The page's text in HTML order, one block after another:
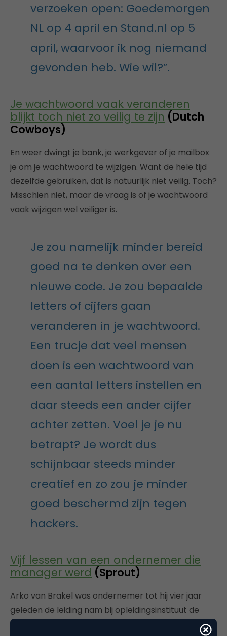
verzoeken open: Goedemorgen
NL op 4 april en Stand.nl op 5
april, waarvoor ik nog niemand
gevonden heb. Wie wil?”.
Je wachtwoord vaak veranderen
blijkt toch niet zo veilig te zijn (Dutch
Cowboys)
En weer dwingt je bank, je werkgever of je mailbox
je om je wachtwoord te wijzigen. Want de hele tijd
dezelfde gebruiken, dat is natuurlijk niet veilig. Toch?
Misschien niet, maar de vraag is of je wachtwoord
vaak wijzigen wel veiliger is.
Je zou namelijk minder bereid
goed na te denken over een
nieuwe code. Je zou bepaalde
letters of cijfers gaan
veranderen in je wachtwoord.
Een trucje dat veel mensen
doen is een wachtwoord van
een aantal letters instellen en
daar steeds een ander cijfer
achter zetten. Voel je je nu
betrapt? Je wordt dus
schijnbaar steeds minder
creatief en zo zou je minder
goed beschermd zijn tegen
hackers.
Vijf lessen van een ondernemer die
manager werd (Sprout)
Arko van Brakel was ondernemer tot hij vier jaar
geleden de leiding nam bij opleidingsinstituut de
Baak. Nu hij de stap terug naar het